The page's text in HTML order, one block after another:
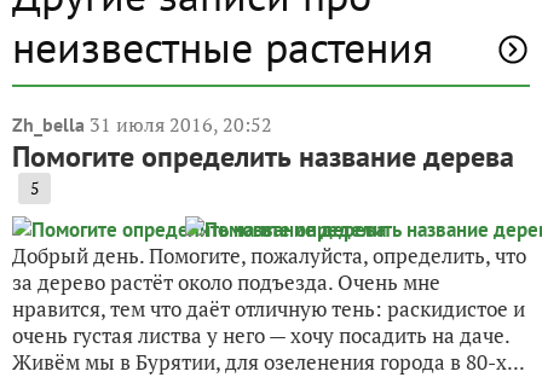
неизвестные растения
Zh_bella 31 июля 2016, 20:52
Помогите определить название дерева
5
Добрый день. Помогите, пожалуйста, определить, что
за дерево растёт около подъезда. Очень мне
нравится, тем что даёт отличную тень: раскидистое и
очень густая листва у него — хочу посадить на даче.
Живём мы в Бурятии, для озеленения города в 80-х...